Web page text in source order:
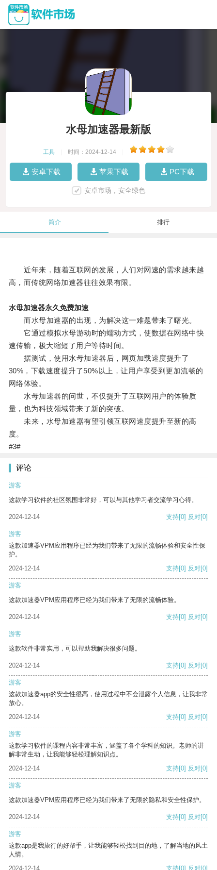
水母加速器最新版
工具 时间：2024-12-14
安卓下载 苹果下载 PC下载
安卓市场，安全绿色
简介 排行
近年来，随着互联网的发展，人们对网速的需求越来越
高，而传统网络加速器往往效果有限。
水母加速器永久免费加速
而水母加速器的出现，为解决这一难题带来了曙光。
它通过模拟水母游动时的蠕动方式，使数据在网络中快
速传输，极大缩短了用户等待时间。
据测试，使用水母加速器后，网页加载速度提升了
30%，下载速度提升了50%以上，让用户享受到更加流畅的
网络体验。
水母加速器的问世，不仅提升了互联网用户的体验质
量，也为科技领域带来了新的突破。
未来，水母加速器有望引领互联网速度提升至新的高
度。
#3#
评论
游客
这款学习软件的社区氛围非常好，可以与其他学习者交流学习心得。
2024-12-14 支持[0] 反对[0]
游客
这款加速器VPM应用程序已经为我们带来了无限的流畅体验和安全性保
护。
2024-12-14
支持[0] 反对[0]
游客
这款加速器VPM应用程序已经为我们带来了无限的流畅体验。
2024-12-14 支持[0] 反对[0]
游客
这款软件非常实用，可以帮助我解决很多问题。
2024-12-14 支持[0] 反对[0]
游客
这款加速器app的安全性很高，使用过程中不会泄露个人信息，让我非常
放心。
2024-12-14
支持[0] 反对[0]
游客
这款学习软件的课程内容非常丰富，涵盖了各个学科的知识。老师的讲
解非常生动，让我能够轻松理解知识点。
2024-12-14
支持[0] 反对[0]
游客
这款加速器VPM应用程序已经为我们带来了无限的隐私和安全性保护。
2024-12-14 支持[0] 反对[0]
游客
这款app是我旅行的好帮手，让我能够轻松找到目的地，了解当地的风土
人情。
2024-12-14
支持[0] 反对[0]